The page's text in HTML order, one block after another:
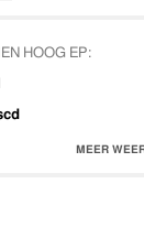
HOOG EP:
video van hun
MEER